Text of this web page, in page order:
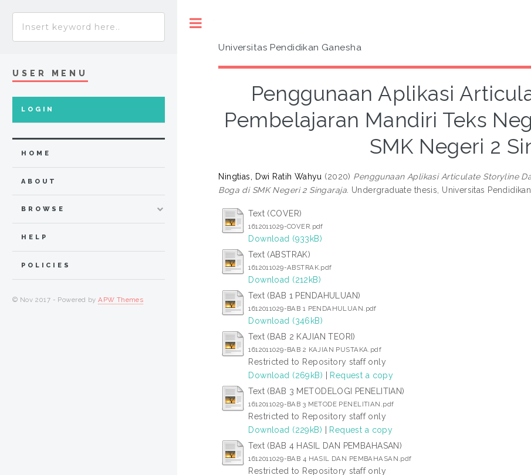
Universitas Pendidikan Ganesha
Penggunaan Aplikasi
Pembelajaran Mandiri Teks
SMK Negeri 2
Ningtias, Dwi Ratih Wahyu (2020) Penggunaan Aplikasi Articulate Storyline
Boga di SMK Negeri 2 Singaraja. Undergraduate thesis, Universitas Pendidikan
Text (COVER)
1612011029-COVER.pdf
Download (933kB)
Text (ABSTRAK)
1612011029-ABSTRAK.pdf
Download (212kB)
Text (BAB 1 PENDAHULUAN)
1612011029-BAB 1 PENDAHULUAN.pdf
Download (346kB)
Text (BAB 2 KAJIAN TEORI)
1612011029-BAB 2 KAJIAN PUSTAKA.pdf
Restricted to Repository staff only
Download (269kB) | Request a copy
Text (BAB 3 METODELOGI PENELITIAN)
1612011029-BAB 3 METODE PENELITIAN.pdf
Restricted to Repository staff only
Download (229kB) | Request a copy
Text (BAB 4 HASIL DAN PEMBAHASAN)
1612011029-BAB 4 HASIL DAN PEMBAHASAN.pdf
Restricted to Repository staff only
USER MENU
LOGIN
HOME
ABOUT
BROWSE
HELP
POLICIES
© Nov 2017 - Powered byAPW Themes